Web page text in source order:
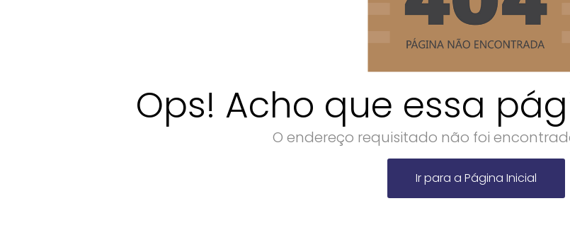
Ops! Acho que essa
O endereço requisitado não foi
Ir para a Página Inicial